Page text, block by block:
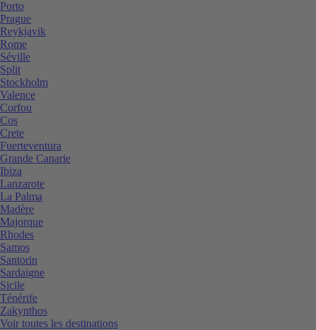
Porto
Prague
Reykjavik
Rome
Séville
Split
Stockholm
Valence
Corfou
Cos
Crete
Fuerteventura
Grande Canarie
Ibiza
Lanzarote
La Palma
Madère
Majorque
Rhodes
Samos
Santorin
Sardaigne
Sicile
Ténérife
Zakynthos
Voir toutes les destinations